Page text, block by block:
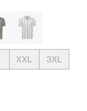
XXL
3XL